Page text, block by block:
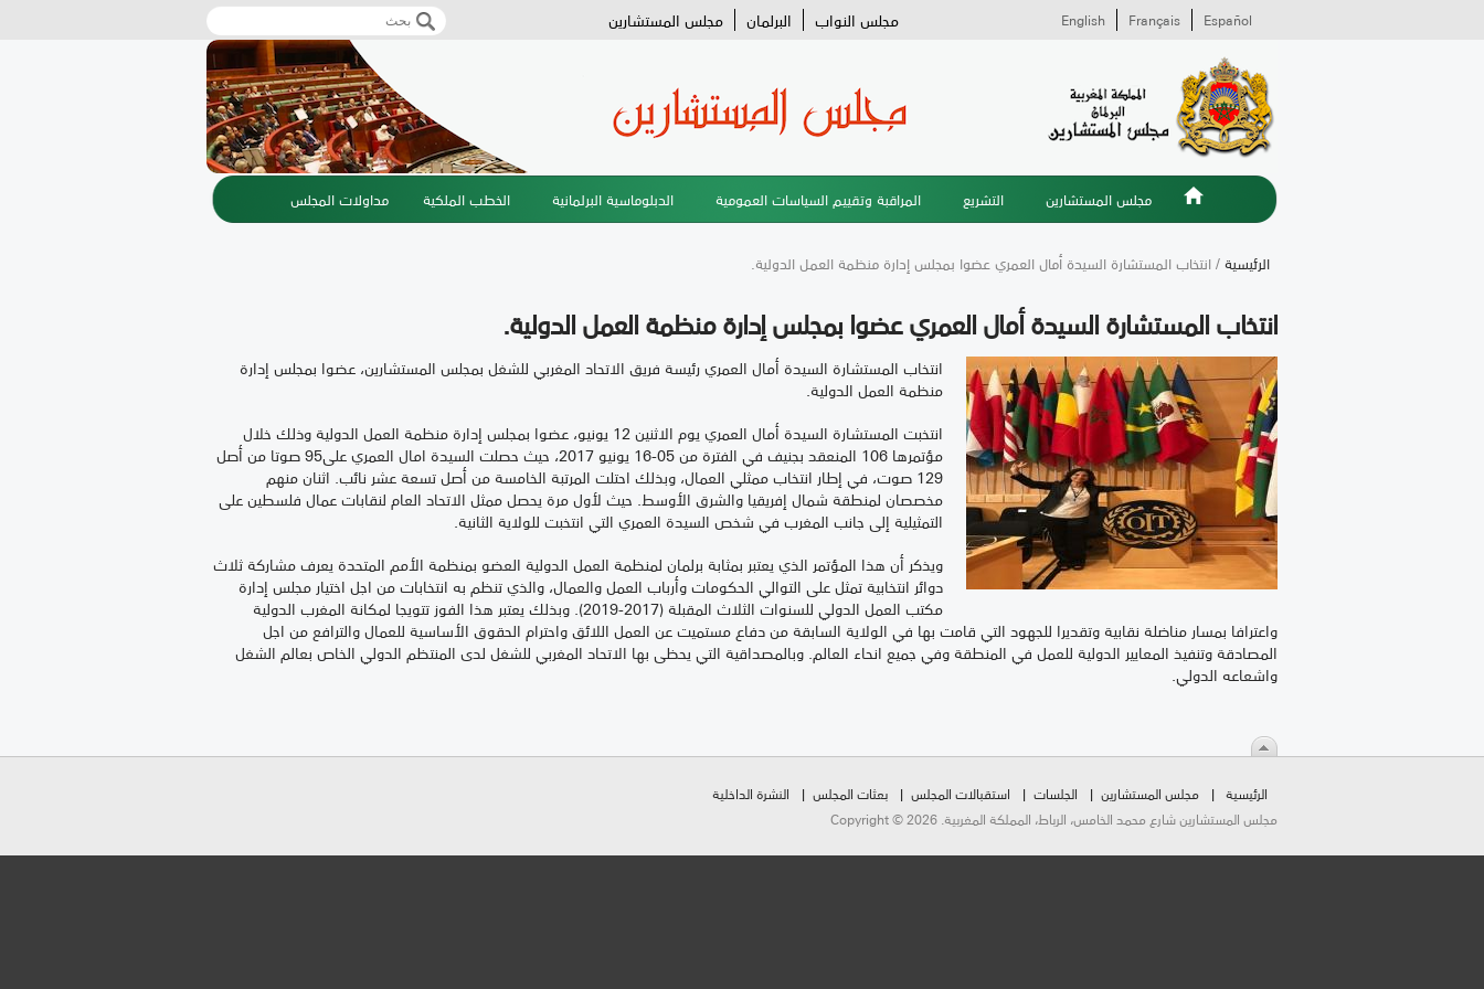
استمارة البحث
‏بحث ‏ مجلس النواب البرلمان مجلس المستشارين Español
Français
English
مجلس المستشارين التشريع المراقبة وتقييم السياسات العمومية الدبلوماسية البرلمانية الخطب الملكية مداولات المجلس
الرئيسية/ انتخاب المستشارة السيدة أمال العمري عضوا بمجلس إدارة منظمة العمل الدولية.
انتخاب المستشارة السيدة أمال العمري عضوا بمجلس إدارة منظمة العمل الدولية.
انتخاب المستشارة السيدة أمال العمري رئيسة فريق الاتحاد المغربي للشغل بمجلس المستشارين، عضوا بمجلس إدارة
منظمة العمل الدولية.
انتخبت المستشارة السيدة أمال العمري يوم الاثنين 12 يونيو، عضوا بمجلس إدارة منظمة العمل الدولية وذلك خلال
مؤتمرها 106 المنعقد بجنيف في الفترة من 05-16 يونيو 2017، حيث حصلت السيدة امال العمري على95 صوتا من أصل
129 صوت، في إطار انتخاب ممثلي العمال، وبذلك احتلت المرتبة الخامسة من أصل تسعة عشر نائب. اثنان منهم
مخصصان لمنطقة شمال إفريقيا والشرق الأوسط. حيث لأول مرة يحصل ممثل الاتحاد العام لنقابات عمال فلسطين على
التمثيلية إلى جانب المغرب في شخص السيدة العمري التي انتخبت للولاية الثانية.
ويذكر أن هذا المؤتمر الذي يعتبر بمثابة برلمان لمنظمة العمل الدولية العضو بمنظمة الأمم المتحدة يعرف مشاركة ثلاث
دوائر انتخابية تمثل على التوالي الحكومات وأرباب العمل والعمال، والذي تنظم به انتخابات من اجل اختيار مجلس إدارة
مكتب العمل الدولي للسنوات الثلاث المقبلة (2017-2019). وبذلك يعتبر هذا الفوز تتويجا لمكانة المغرب الدولية
واعترافا بمسار مناضلة نقابية وتقديرا للجهود التي قامت بها في الولاية السابقة من دفاع مستميت عن العمل اللائق واحترام الحقوق الأساسية للعمال والترافع من اجل
المصادقة وتنفيذ المعايير الدولية للعمل في المنطقة وفي جميع انحاء العالم. وبالمصداقية التي يحظى بها الاتحاد المغربي للشغل لدى المنتظم الدولي الخاص بعالم الشغل
واشعاعه الدولي.
الرئيسية مجلس المستشارين الجلسات استقبالات المجلس بعثات المجلس
النشرة الداخلية
مجلس المستشارين شارع محمد الخامس، الرباط، المملكة المغربية. Copyright © 2026